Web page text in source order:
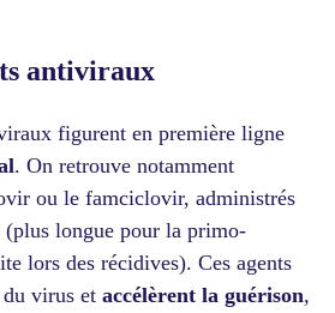
antiviraux
figurent en première ligne
. On retrouve notamment
ou le famciclovir, administrés
(plus longue pour la primo-
lors des récidives). Ces agents
virus et accélèrent la guérison,